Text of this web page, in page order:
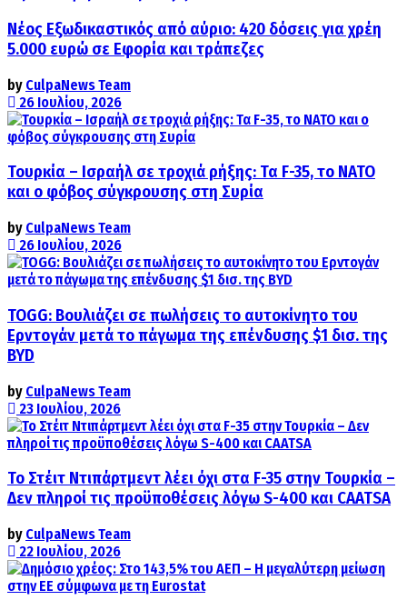
Νέος Εξωδικαστικός από αύριο: 420 δόσεις για χρέη
5.000 ευρώ σε Εφορία και τράπεζες
by CulpaNews Team
26 Ιουλίου, 2026
Τουρκία – Ισραήλ σε τροχιά ρήξης: Τα F-35, το ΝΑΤΟ
και ο φόβος σύγκρουσης στη Συρία
by CulpaNews Team
26 Ιουλίου, 2026
TOGG: Βουλιάζει σε πωλήσεις το αυτοκίνητο του
Ερντογάν μετά το πάγωμα της επένδυσης $1 δισ. της
BYD
by CulpaNews Team
23 Ιουλίου, 2026
Το Στέιτ Ντιπάρτμεντ λέει όχι στα F-35 στην Τουρκία –
Δεν πληροί τις προϋποθέσεις λόγω S-400 και CAATSA
by CulpaNews Team
22 Ιουλίου, 2026